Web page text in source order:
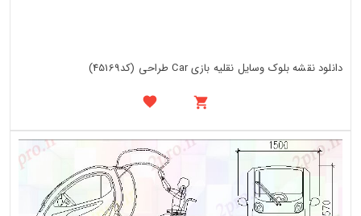
دانلود نقشه بلوک وسایل نقلیه بازی Car طراحی (کد45169)